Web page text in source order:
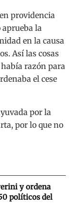
providencia
aprueba la
en la causa
Así las cosas
razón para
el cese
por la
por lo que no
y ordena
políticos del